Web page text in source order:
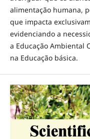
alimentação humana,
que impacta
evidenciando a
a Educação Ambiental
na Educação básica.